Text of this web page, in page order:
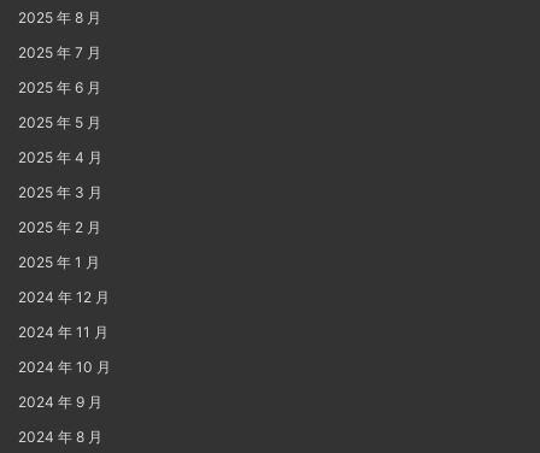
2025 年 8 月
2025 年 7 月
2025 年 6 月
2025 年 5 月
2025 年 4 月
2025 年 3 月
2025 年 2 月
2025 年 1 月
2024 年 12 月
2024 年 11 月
2024 年 10 月
2024 年 9 月
2024 年 8 月